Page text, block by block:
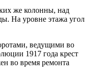
же колонны, над
На уровне этажа угол
ведущими во
1917 года крест
во время ремонта